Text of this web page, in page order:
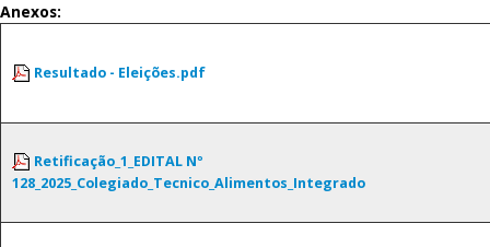
Anexos:
Resultado - Eleições.pdf
Retificação_1_EDITAL Nº
128_2025_Colegiado_Tecnico_Alimentos_Integrado